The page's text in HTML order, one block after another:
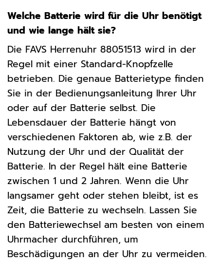
Welche Batterie wird für die Uhr benötigt
und wie lange hält sie?
Die FAVS Herrenuhr 88051513 wird in der
Regel mit einer Standard-Knopfzelle
betrieben. Die genaue Batterietype finden
Sie in der Bedienungsanleitung Ihrer Uhr
oder auf der Batterie selbst. Die
Lebensdauer der Batterie hängt von
verschiedenen Faktoren ab, wie z.B. der
Nutzung der Uhr und der Qualität der
Batterie. In der Regel hält eine Batterie
zwischen 1 und 2 Jahren. Wenn die Uhr
langsamer geht oder stehen bleibt, ist es
Zeit, die Batterie zu wechseln. Lassen Sie
den Batteriewechsel am besten von einem
Uhrmacher durchführen, um
Beschädigungen an der Uhr zu vermeiden.